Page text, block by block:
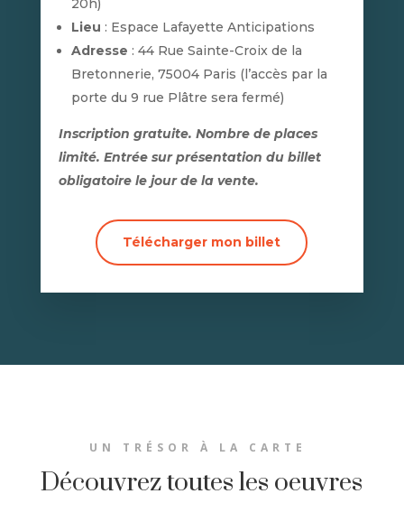
20h)
Lieu : Espace Lafayette Anticipations
Adresse : 44 Rue Sainte-Croix de la
Bretonnerie, 75004 Paris (l’accès par la
porte du 9 rue Plâtre sera fermé)
Inscription gratuite. Nombre de places
limité. Entrée sur présentation du billet
obligatoire le jour de la vente.
Télécharger mon billet
UN TRÉSOR À LA CARTE
Découvrez toutes les oeuvres